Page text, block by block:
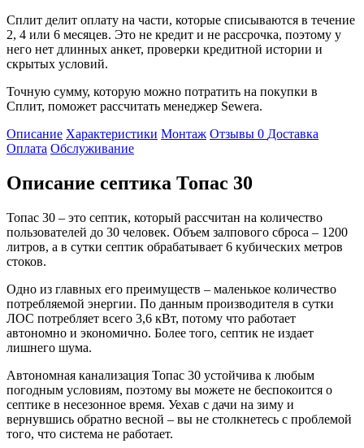
Сплит делит оплату на части, которые списываются в течение
2, 4 или 6 месяцев. Это не кредит и не рассрочка, поэтому у
него нет длинных анкет, проверки кредитной истории и
скрытых условий.
Точную сумму, которую можно потратить на покупки в
Сплит, поможет рассчитать менеджер Sewera.
Описание Характеристики Монтаж Отзывы 0 Доставка
Оплата Обслуживание
Описание септика Топас 30
Топас 30 – это септик, который рассчитан на количество
пользователей до 30 человек. Объем залпового сброса – 1200
литров, а в сутки септик обрабатывает 6 кубических метров
стоков.
Одно из главных его преимуществ – маленькое количество
потребляемой энергии. По данным производителя в сутки
ЛОС потребляет всего 3,6 кВт, потому что работает
автономно и экономично. Более того, септик не издает
лишнего шума.
Автономная канализация Топас 30 устойчива к любым
погодным условиям, поэтому вы можете не беспокоится о
септике в несезонное время. Уехав с дачи на зиму и
вернувшись обратно весной – вы не столкнетесь с проблемой
того, что система не работает.